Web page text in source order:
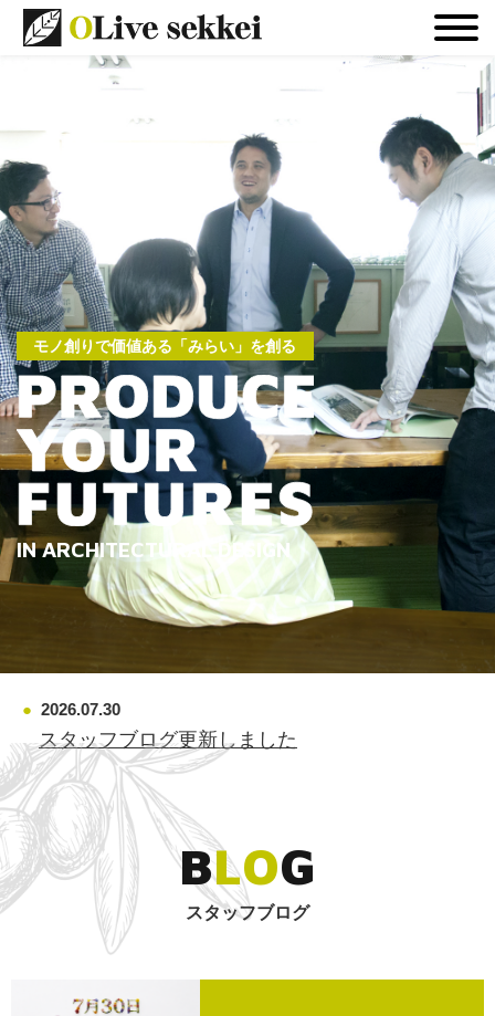
モノ創りで価値ある「みらい」を創る
IN ARCHITECTU L DE G N
2026.07.30
スタッフブログ更新しました
BLOG
スタッフブログ